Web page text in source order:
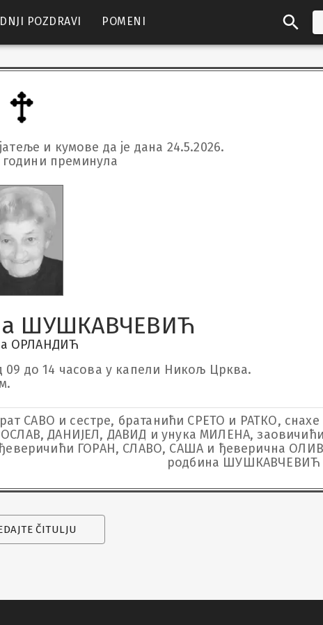
POZDRAVI POMENI
и кумове да је дана 24.5.2026.
години преминула
ШУШКАВЧЕВИЋ
ОРЛАНДИЋ
09 до 14 часова у капели Никољ Црква.
САВО и сестре, братанићи СРЕТО и РАТКО,
ДАНИЈЕЛ, ДАВИД и унука МИЛЕНА,
ГОРАН, СЛАВО, САША и ђеверична
родбина
ČITULJU